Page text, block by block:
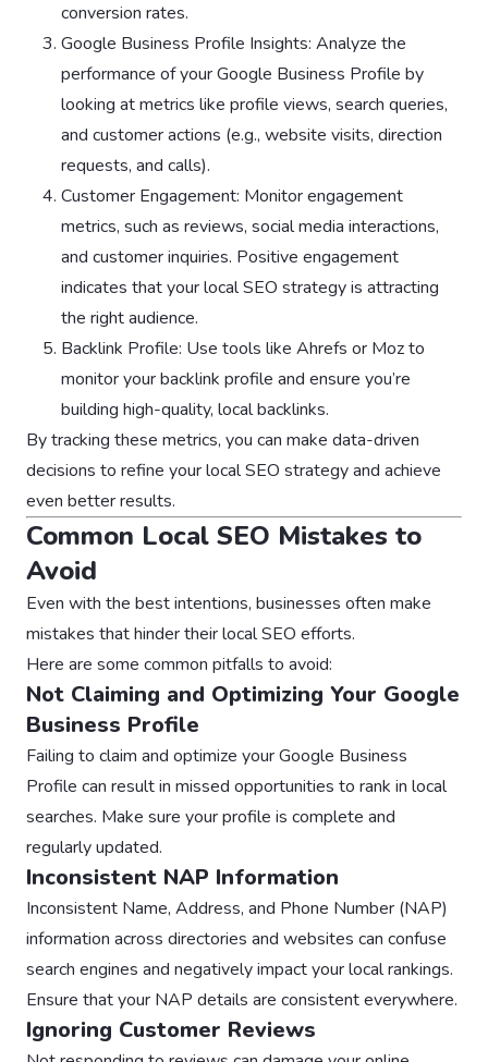
conversion rates.
Google Business Profile Insights: Analyze the
performance of your Google Business Profile by
looking at metrics like profile views, search queries,
and customer actions (e.g., website visits, direction
requests, and calls).
Customer Engagement: Monitor engagement
metrics, such as reviews, social media interactions,
and customer inquiries. Positive engagement
indicates that your local SEO strategy is attracting
the right audience.
Backlink Profile: Use tools like Ahrefs or Moz to
monitor your backlink profile and ensure you’re
building high-quality, local backlinks.
By tracking these metrics, you can make data-driven
decisions to refine your local SEO strategy and achieve
even better results.
Common Local SEO Mistakes to
Avoid
Even with the best intentions, businesses often make
mistakes that hinder their local SEO efforts.
Here are some common pitfalls to avoid:
Not Claiming and Optimizing Your Google
Business Profile
Failing to claim and optimize your Google Business
Profile can result in missed opportunities to rank in local
searches. Make sure your profile is complete and
regularly updated.
Inconsistent NAP Information
Inconsistent Name, Address, and Phone Number (NAP)
information across directories and websites can confuse
search engines and negatively impact your local rankings.
Ensure that your NAP details are consistent everywhere.
Ignoring Customer Reviews